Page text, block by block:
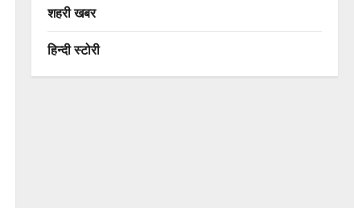
शहरी खबर
हिन्दी स्टोरी